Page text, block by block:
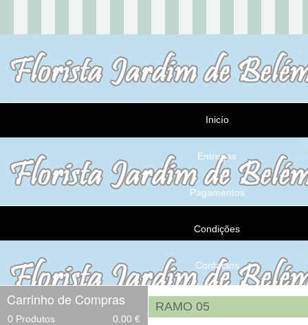
Inicío
Entregas
Pagamentos
Condições
Contactos
Carrinho de Compras
0 Produtos 0.00 €
RAMO 05